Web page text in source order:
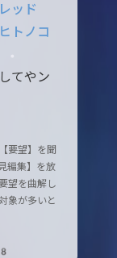
ッド
トノコ
てやン
要望】を聞
編集】を放
望を曲解し
象が多いと